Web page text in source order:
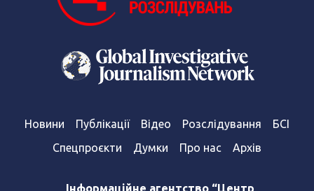
Новини Публікації Відео Розслідування
БСІ
Спецпроєкти
Думки Про нас Архів